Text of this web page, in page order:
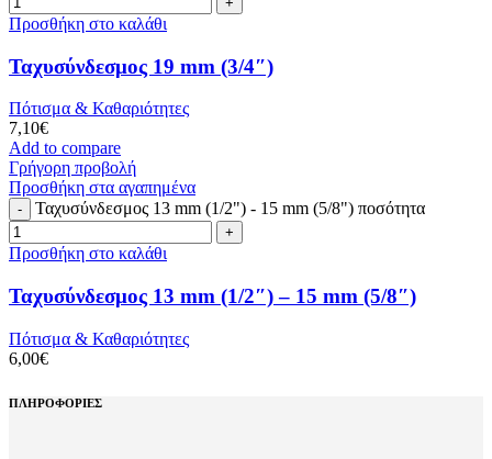
Προσθήκη στο καλάθι
Ταχυσύνδεσμος 19 mm (3/4″)
Πότισμα & Καθαριότητες
7,10€
Add to compare
Γρήγορη προβολή
Προσθήκη στα αγαπημένα
Ταχυσύνδεσμος 13 mm (1/2") - 15 mm (5/8") ποσότητα
Προσθήκη στο καλάθι
Ταχυσύνδεσμος 13 mm (1/2″) – 15 mm (5/8″)
Πότισμα & Καθαριότητες
6,00€
ΠΛΗΡΟΦΟΡΙΕΣ